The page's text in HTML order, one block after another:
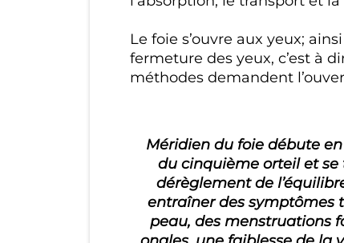
Le foie s’ouvre aux yeux;
fermeture des yeux, c’est à
méthodes demandent
Méridien du foie débute
du cinquième orteil et
dérèglement de
entraîner des symptômes
peau, des menstruations